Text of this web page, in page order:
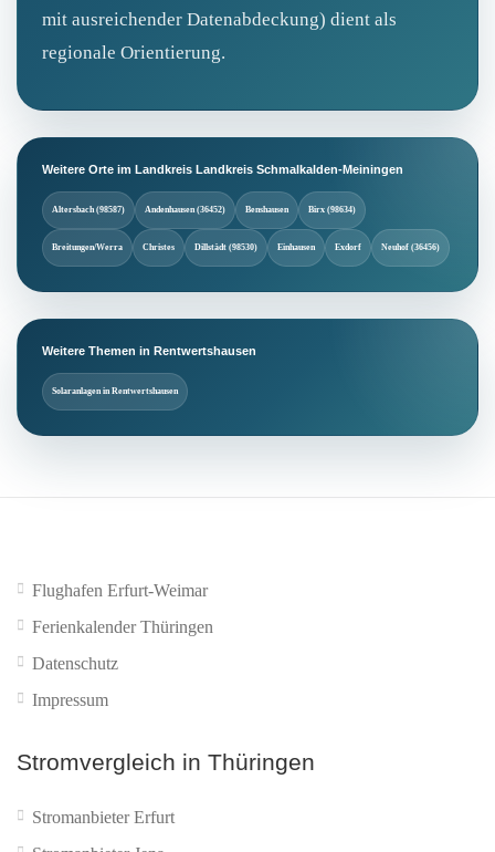
mit ausreichender Datenabdeckung) dient als
regionale Orientierung.
Weitere Orte im Landkreis Landkreis Schmalkalden-Meiningen
Altersbach (98587) Andenhausen (36452) Benshausen Birx (98634)
Breitungen/Werra Christes Dillstädt (98530) Einhausen Exdorf Neuhof (36456)
Weitere Themen in Rentwertshausen
Solaranlagen in Rentwertshausen
Flughafen Erfurt-Weimar
Ferienkalender Thüringen
Datenschutz
Impressum
Stromvergleich in Thüringen
Stromanbieter Erfurt